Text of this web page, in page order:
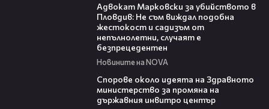
Адвокат Марковски за убийството в
Пловдив: Не съм виждал подобна
жестокост и садизъм от
непълнолетни, случаят е
безпрецедентен
Новините на NOVA
Спорове около идеята на Здравното
министерство за промяна на
държавния инвитро център